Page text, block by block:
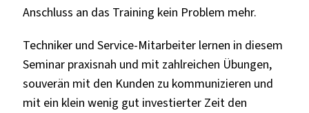
Anschluss an das Training kein Problem mehr.
Techniker und Service-Mitarbeiter lernen in diesem
Seminar praxisnah und mit zahlreichen Übungen,
souverän mit den Kunden zu kommunizieren und
mit ein klein wenig gut investierter Zeit den